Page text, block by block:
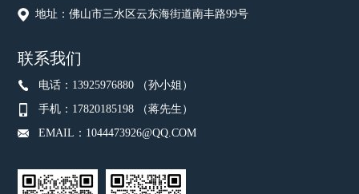
地址：佛山市三水区云东海街道南丰路99号
联系我们
电话：13925976880 （孙小姐）
手机：17820185198 （蒋先生）
EMAIL：1044473926@QQ.COM